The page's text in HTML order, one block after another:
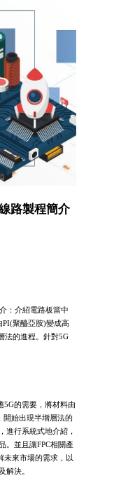
路製程簡介
：介紹電路板當中
PI(聚醯亞胺)變成高
法的進程。針對5G
5G的需要，將材料由
開始出現半增層法的
進行系統式地介紹，
。並且讓FPC相關產
未來市場的需求，以
解決。